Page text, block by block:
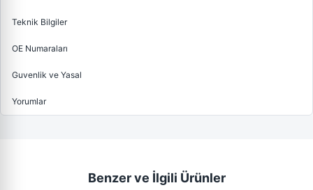
Teknik Bilgiler
OE Numaraları
Guvenlik ve Yasal
Yorumlar
Benzer ve İlgili Ürünler